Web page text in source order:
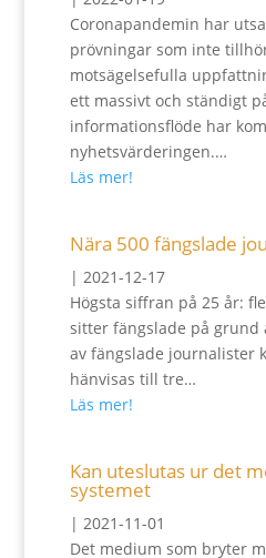
Coronapandemin har
prövningar som inte
motsägelsefulla
ett massivt och ständigt
informationsflöde har
nyhetsvärderingen.…
Läs mer!
Nära 500 fängslade
| 2021-12-17
Högsta siffran på 25 år:
sitter fängslade på grund
av fängslade journalister
hänvisas till tre…
Läs mer!
Kan uteslutas ur det
systemet
| 2021-11-01
Det medium som bryter